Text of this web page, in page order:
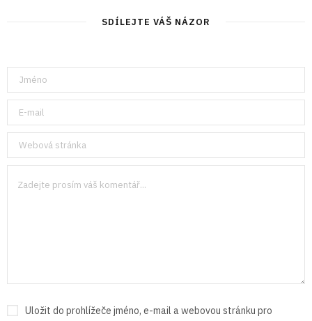
SDÍLEJTE VÁŠ NÁZOR
Uložit do prohlížeče jméno, e-mail a webovou stránku pro